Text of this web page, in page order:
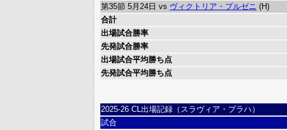
第35節 5月24日 vs ヴィクトリア・プルゼニ (H)
合計
出場試合勝率
先発試合勝率
出場試合平均勝ち点
先発試合平均勝ち点
2025-26 CL出場記録（スラヴィア・プラハ）
試合